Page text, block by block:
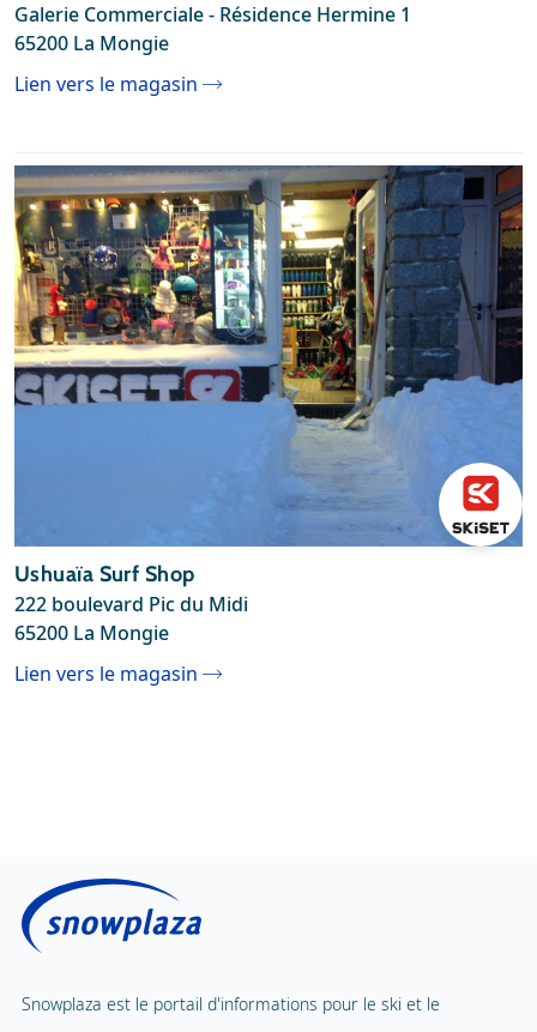
Galerie Commerciale - Résidence Hermine 1
65200 La Mongie
Lien vers le magasin
Ushuaïa Surf Shop
222 boulevard Pic du Midi
65200 La Mongie
Lien vers le magasin
Snowplaza est le portail d'informations pour le ski et le